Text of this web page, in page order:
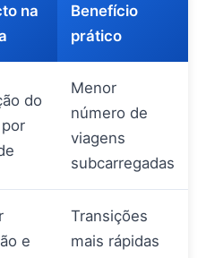
na
Benefício
prático
do
Menor
número de
viagens
subcarregadas
e
Transições
mais rápidas